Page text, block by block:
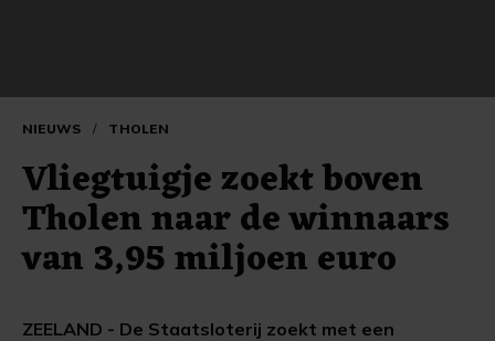
NIEUWS / THOLEN
Vliegtuigje zoekt boven
Tholen naar de winnaars
van 3,95 miljoen euro
ZEELAND - De Staatsloterij zoekt met een